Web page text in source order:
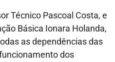
Técnico Pascoal Costa, e
Básica Ionara Holanda,
as dependências das
dos